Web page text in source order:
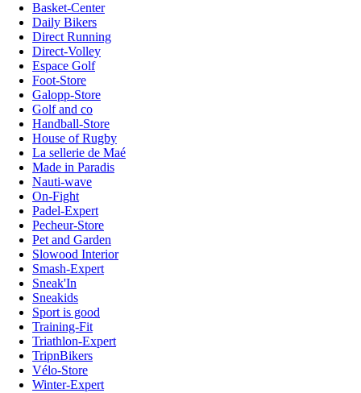
Basket-Center
Daily Bikers
Direct Running
Direct-Volley
Espace Golf
Foot-Store
Galopp-Store
Golf and co
Handball-Store
House of Rugby
La sellerie de Maé
Made in Paradis
Nauti-wave
On-Fight
Padel-Expert
Pecheur-Store
Pet and Garden
Slowood Interior
Smash-Expert
Sneak'In
Sneakids
Sport is good
Training-Fit
Triathlon-Expert
TripnBikers
Vélo-Store
Winter-Expert